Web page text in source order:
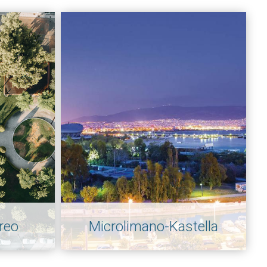
Microlimano-Kastella